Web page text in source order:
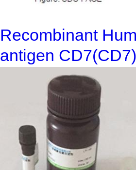
Recombinant
antigen